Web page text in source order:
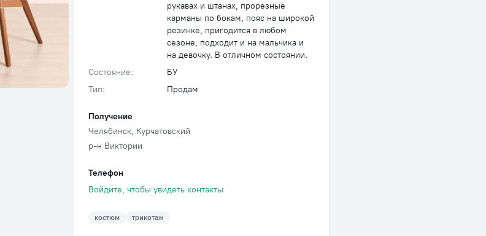
рукавах и штанах, прорезные
карманы по бокам, пояс на широкой
резинке, пригодится в любом
сезоне, подходит и на мальчика и
на девочку. В отличном состоянии.
Состояние:
БУ
Тип:
Продам
Получение
Челябинск, Курчатовский
р-н Виктории
Телефон
Войдите, чтобы увидеть контакты
костюм трикотаж